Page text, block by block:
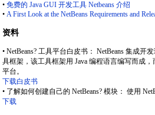
• 免费的 Java GUI 开发工具 Netbeans 介绍
• A First Look at the NetBeans Requirements and
资料
• NetBeans? 工具平台白皮书： NetBeans 集成
具框架，该工具框架用 Java 编程语言编写而成，
平台。
下载白皮书
• 了解如何创建自己的 NetBeans? 模块： 使用
下载